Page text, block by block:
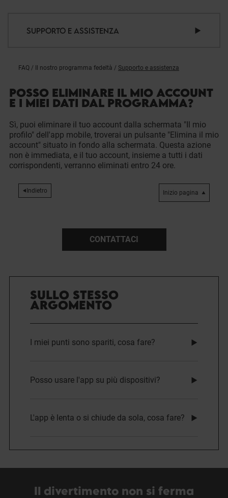
SUPPORTO E ASSISTENZA
FAQ / Il nostro programma fedeltà / Supporto e assistenza
POSSO ELIMINARE IL MIO ACCOUNT
E I MIEI DATI DAL PROGRAMMA?
Sì, puoi eliminare il tuo account dalla schermata "Il mio
profilo" dell'app mobile, troverai un pulsante "Elimina il mio
account" situato in fondo alla schermata. Questa azione
non è immediata, e il tuo account, insieme a tutti i dati
corrispondenti, verranno eliminati entro 24 ore.
Indietro Inizio pagina
CONTATTACI
SULLO STESSO
ARGOMENTO
I miei punti sono spariti, cosa fare?
Posso usare l'app su più dispositivi?
L'app è lenta o si chiude da sola, cosa fare?
Il divertimento non si ferma